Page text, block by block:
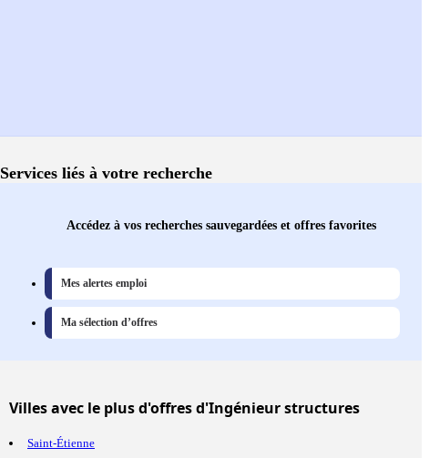
Services liés à votre recherche
Accédez à vos recherches sauvegardées et offres favorites
Mes alertes emploi
Ma sélection d’offres
Villesavec le plus d'offres d'Ingénieur structures
Saint-Étienne